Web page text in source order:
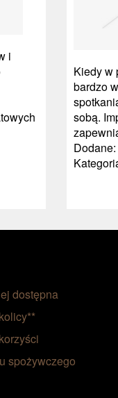
i
Kiedy w
bardzo
sobą.
dostępna
spożywczego